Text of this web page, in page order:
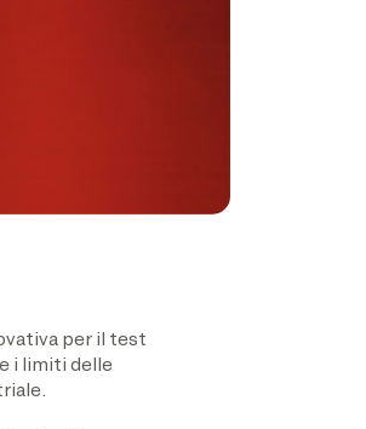
per il test
i limiti delle